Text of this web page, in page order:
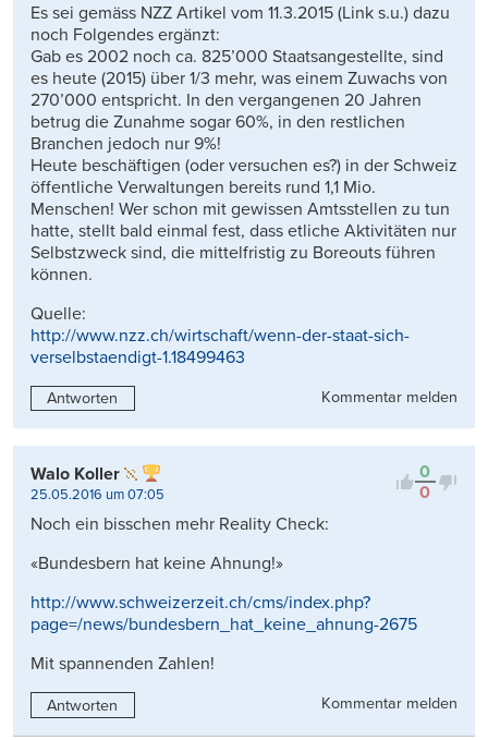
Es sei gemäss NZZ Artikel vom 11.3.2015 (Link s.u.) dazu
noch Folgendes ergänzt:
Gab es 2002 noch ca. 825’000 Staatsangestellte, sind
es heute (2015) über 1/3 mehr, was einem Zuwachs von
270’000 entspricht. In den vergangenen 20 Jahren
betrug die Zunahme sogar 60%, in den restlichen
Branchen jedoch nur 9%!
Heute beschäftigen (oder versuchen es?) in der Schweiz
öffentliche Verwaltungen bereits rund 1,1 Mio.
Menschen! Wer schon mit gewissen Amtsstellen zu tun
hatte, stellt bald einmal fest, dass etliche Aktivitäten nur
Selbstzweck sind, die mittelfristig zu Boreouts führen
können.
Quelle:
http://www.nzz.ch/wirtschaft/wenn-der-staat-sich-
verselbstaendigt-1.18499463
Antworten Kommentar melden
0
0
Walo Koller
25.05.2016 um 07:05
Noch ein bisschen mehr Reality Check:
«Bundesbern hat keine Ahnung!»
http://www.schweizerzeit.ch/cms/index.php?
page=/news/bundesbern_hat_keine_ahnung-2675
Mit spannenden Zahlen!
Antworten Kommentar melden